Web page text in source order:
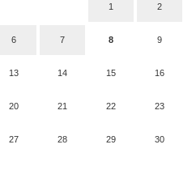
1 2
6 7 8 9
13 14 15 16
20 21 22 23
27 28 29 30